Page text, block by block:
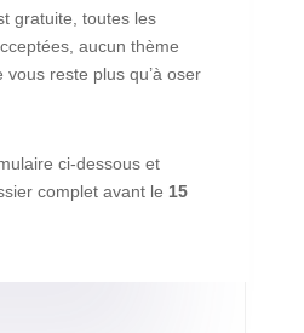
gratuite, toutes les
aucun thème
vous reste plus qu’à oser
ci-dessous et
complet avant le 15